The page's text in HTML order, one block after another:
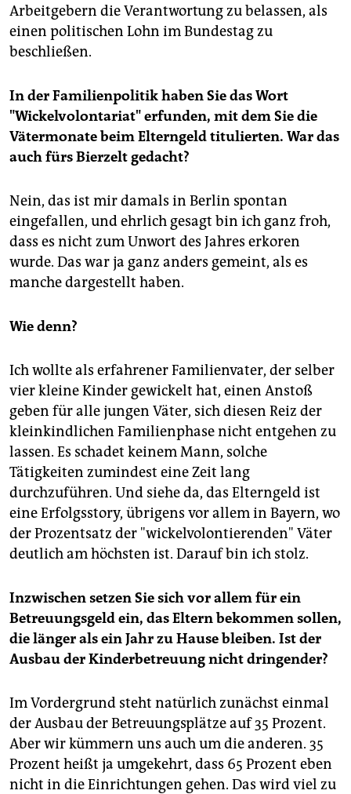
Arbeitgebern die Verantwortung zu belassen, als
einen politischen Lohn im Bundestag zu
beschließen.
In der Familienpolitik haben Sie das Wort
"Wickelvolontariat" erfunden, mit dem Sie die
Vätermonate beim Elterngeld titulierten. War das
auch fürs Bierzelt gedacht?
Nein, das ist mir damals in Berlin spontan
eingefallen, und ehrlich gesagt bin ich ganz froh,
dass es nicht zum Unwort des Jahres erkoren
wurde. Das war ja ganz anders gemeint, als es
manche dargestellt haben.
Wie denn?
Ich wollte als erfahrener Familienvater, der selber
vier kleine Kinder gewickelt hat, einen Anstoß
geben für alle jungen Väter, sich diesen Reiz der
kleinkindlichen Familienphase nicht entgehen zu
lassen. Es schadet keinem Mann, solche
Tätigkeiten zumindest eine Zeit lang
durchzuführen. Und siehe da, das Elterngeld ist
eine Erfolgsstory, übrigens vor allem in Bayern, wo
der Prozentsatz der "wickelvolontierenden" Väter
deutlich am höchsten ist. Darauf bin ich stolz.
Inzwischen setzen Sie sich vor allem für ein
Betreuungsgeld ein, das Eltern bekommen sollen,
die länger als ein Jahr zu Hause bleiben. Ist der
Ausbau der Kinderbetreuung nicht dringender?
Im Vordergrund steht natürlich zunächst einmal
der Ausbau der Betreuungsplätze auf 35 Prozent.
Aber wir kümmern uns auch um die anderen. 35
Prozent heißt ja umgekehrt, dass 65 Prozent eben
nicht in die Einrichtungen gehen. Das wird viel zu